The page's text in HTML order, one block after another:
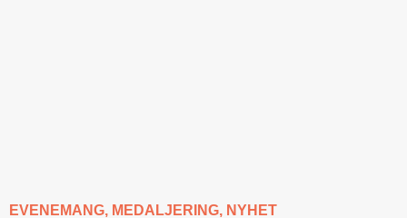
EVENEMANG, MEDALJERING, NYHET